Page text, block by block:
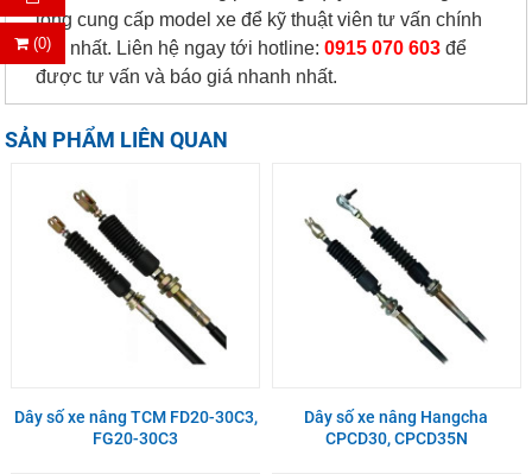
(0)
lòng cung cấp model xe để kỹ thuật viên tư vấn chính
xác nhất. Liên hệ ngay tới hotline:0915 070 603 để
được tư vấn và báo giá nhanh nhất.
SẢN PHẨM LIÊN QUAN
Dây số xe nâng TCM FD20-30C3,
FG20-30C3
Dây số xe nâng Hangcha
CPCD30, CPCD35N